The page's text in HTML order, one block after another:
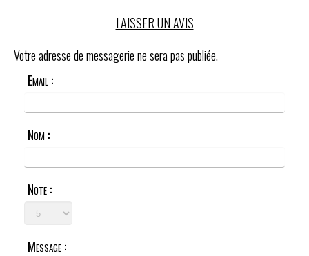
LAISSER UN AVIS
Votre adresse de messagerie ne sera pas publiée.
Email :
Nom :
Note :
Message :